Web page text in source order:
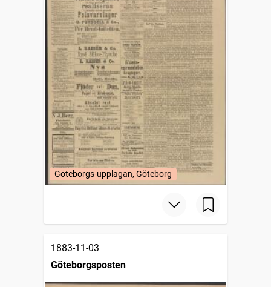
Göteborgs-upplagan, Göteborg
1883-11-03
Göteborgsposten